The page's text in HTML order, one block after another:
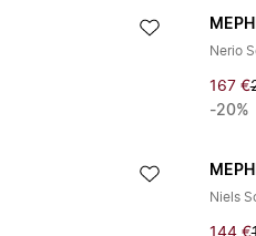
Nerio
167 €
-20%
Niels
144 €